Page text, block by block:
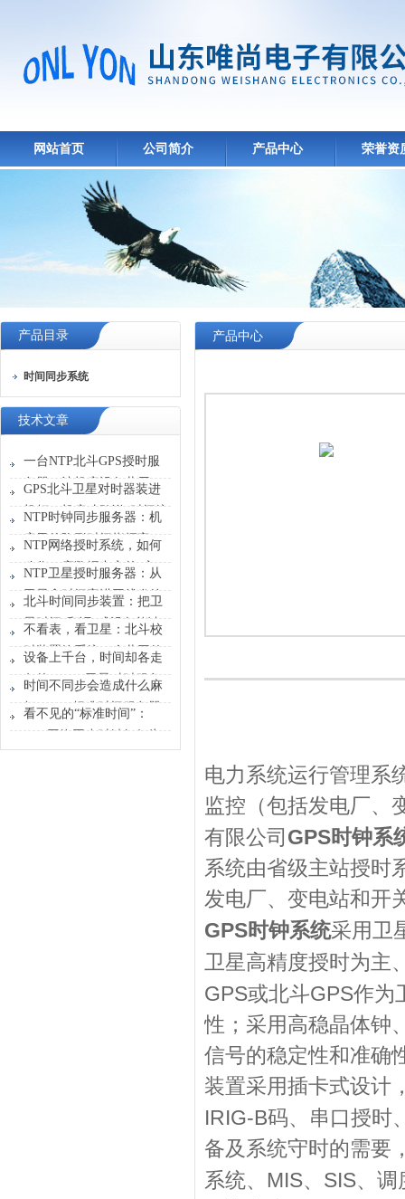
网站首页 公司简介 产品中心 荣誉资
产品目录
时间同步系统
技术文章
一台NTP北斗GPS授时服
务器，让机房设备共用一
张“时刻表”
GPS北斗卫星对时器装进
机柜，机房才敢说“时间统
一”
NTP时钟同步服务器：机
房里的隐形时间指挥官
NTP网络授时系统，如何
稳住一座数据中心的“心
跳”？
NTP卫星授时服务器：从
卫星拿时间塞进网线发给
设备
北斗时间同步装置：把卫
星时间“翻译”成设备能读
懂的信号
不看表，看卫星：北斗校
时装置给系统一个共同的
时间原点
设备上千台，时间却各走
各的？GPS卫星对时服务
器能做什么？
时间不同步会造成什么麻
烦？GPS标准时间服务器
解决的不只是校时
看不见的“标准时间”：
GPS网络同步时钟如何为
产品中心
电力系统运行管理系
监控（包括发电厂、
有限公司 GPS时钟系
系统由省级主站授时
发电厂、变电站和开
GPS时钟系统采用卫
卫星高精度授时为主
GPS或北斗GPS作为
性；采用高稳晶体钟
信号的稳定性和准确
装置采用插卡式设计
IRIG-B码、串口授时
备及系统守时的需要
系统、 MIS、 SIS、调